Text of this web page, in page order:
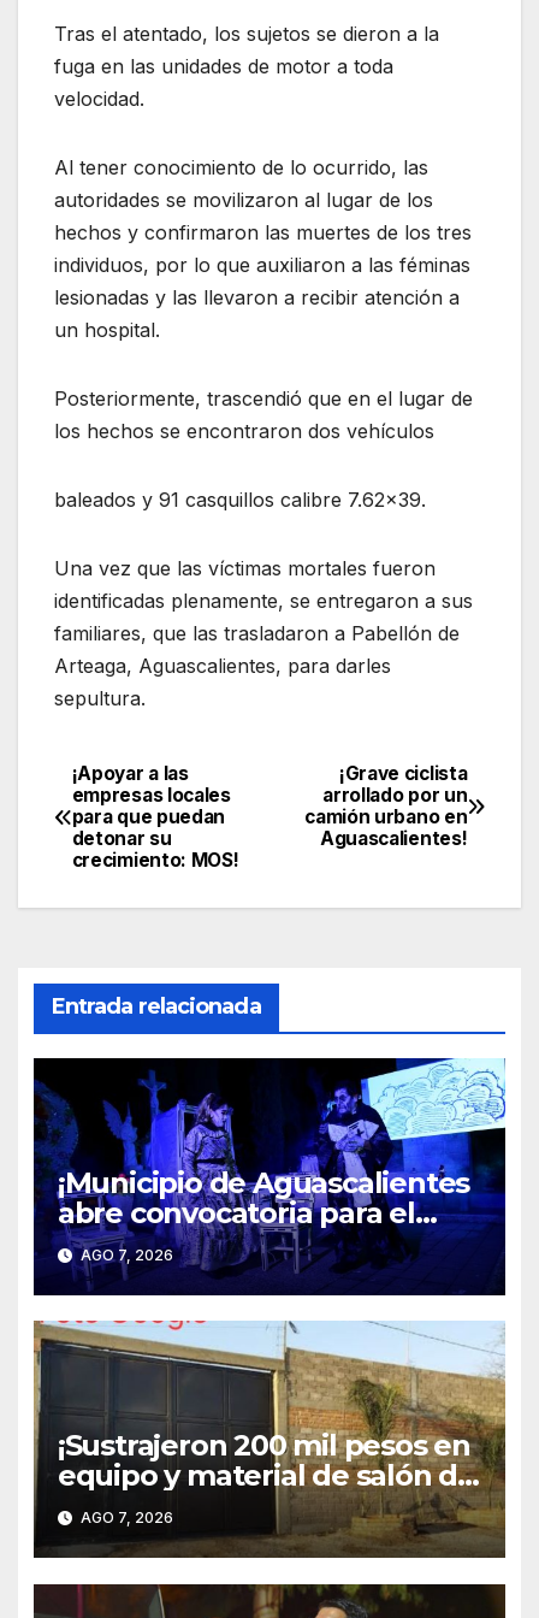
Tras el atentado, los sujetos se dieron a la
fuga en las unidades de motor a toda
velocidad.
Al tener conocimiento de lo ocurrido, las
autoridades se movilizaron al lugar de los
hechos y confirmaron las muertes de los tres
individuos, por lo que auxiliaron a las féminas
lesionadas y las llevaron a recibir atención a
un hospital.
Posteriormente, trascendió que en el lugar de
los hechos se encontraron dos vehículos
baleados y 91 casquillos calibre 7.62×39.
Una vez que las víctimas mortales fueron
identificadas plenamente, se entregaron a sus
familiares, que las trasladaron a Pabellón de
Arteaga, Aguascalientes, para darles
sepultura.
Navegación
de
¡Grave ciclista
arrollado por un
camión urbano en
Aguascalientes!
¡Apoyar a las
empresas locales
para que puedan
detonar su
crecimiento: MOS!
Entrada relacionada
¡Municipio de Aguascalientes
abre convocatoria para el
espectáculo “Mitos y
Leyendas 2026”!
AGO 7, 2026
¡Sustrajeron 200 mil pesos en
equipo y material de salón de
fiestas en Pintores
Mexicanos!
AGO 7, 2026